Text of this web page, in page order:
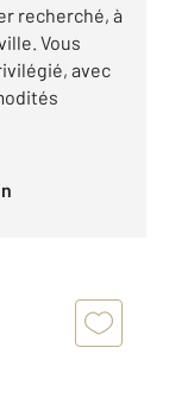
recherché, à
Vous
avec